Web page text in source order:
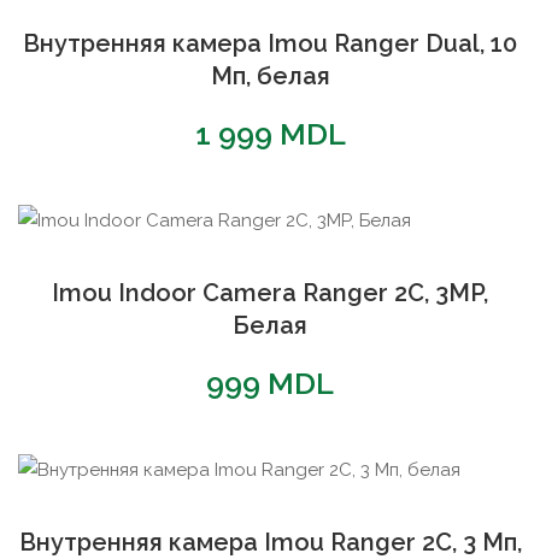
Внутренняя камера Imou Ranger Dual, 10
Мп, белая
1 999 MDL
Imou Indoor Camera Ranger 2C, 3MP,
Белая
999 MDL
Внутренняя камера Imou Ranger 2C, 3 Мп,